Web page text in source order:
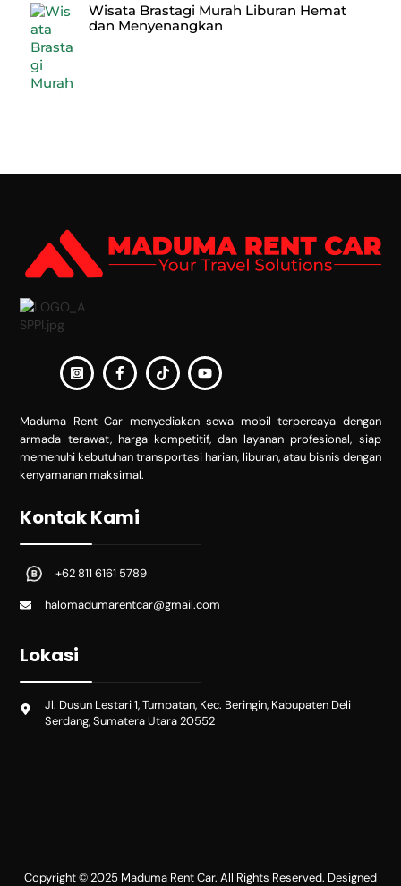
Wisata Brastagi Murah Liburan Hemat
dan Menyenangkan
Maduma Rent Car menyediakan sewa mobil terpercaya dengan
armada terawat, harga kompetitif, dan layanan profesional, siap
memenuhi kebutuhan transportasi harian, liburan, atau bisnis dengan
kenyamanan maksimal.
Kontak Kami
+62 811 6161 5789
halomadumarentcar@gmail.com
Lokasi
Jl. Dusun Lestari 1, Tumpatan, Kec. Beringin, Kabupaten Deli
Serdang, Sumatera Utara 20552
Copyright © 2025 Maduma Rent Car. All Rights Reserved. Designed